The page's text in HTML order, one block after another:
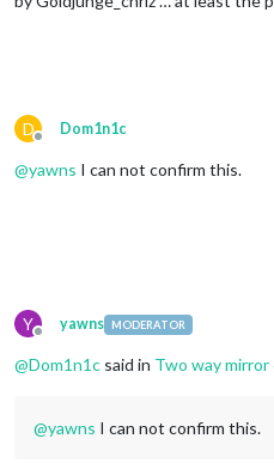
D
Offline
Dom1n1c
@yawns I can not confirm this.
Y
Offline
yawns MODERATOR
@Dom1n1c said in Two way
@yawns I can not confirm this.